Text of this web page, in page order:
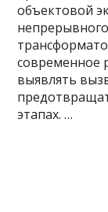
объектовой
современное
выявлять
этапах. …